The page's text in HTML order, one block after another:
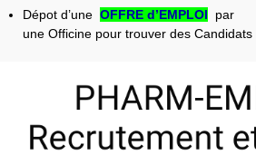
Dépot d’une OFFRE d’EMPLOI par
une Officine pour trouver des Candidats